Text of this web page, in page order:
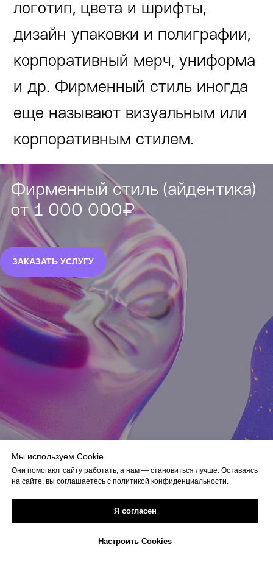
Мы используем Cookie
Они помогают сайту работать, а нам — становиться лучше. Оставаясь
на сайте, вы соглашаетесь с политикой конфиденциальности.
Я согласен
Настроить Cookies
логотип, цвета и шрифты,
дизайн упаковки и полиграфии,
корпоративный мерч, униформа
и др. Фирменный стиль иногда
еще называют визуальным или
корпоративным стилем.
Фирменный стиль (айдентика)
от 1 000 000₽
ЗАКАЗАТЬ УСЛУГУ